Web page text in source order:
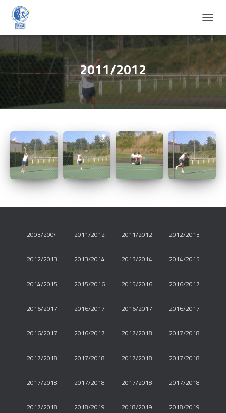
É
P
E
R
N
V
I
G
A
T
I
O
2011/2012
2003/2004 2011/2012 2011/2012 2012/2013
2012/2013 2013/2014 2013/2014 2014/2015
2014/2015 2015/2016 2015/2016 2016/2017
2016/2017 2016/2017 2016/2017 2016/2017
2016/2017 2016/2017 2017/2018 2017/2018
2017/2018 2017/2018 2017/2018 2017/2018
2017/2018 2017/2018 2017/2018 2017/2018
2017/2018 2018/2019 2018/2019 2018/2019